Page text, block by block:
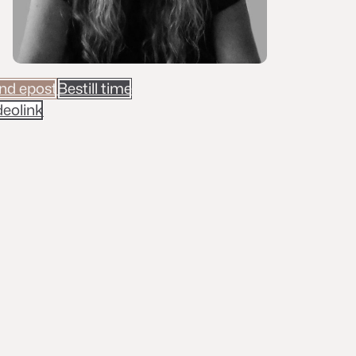
epost Bestill time